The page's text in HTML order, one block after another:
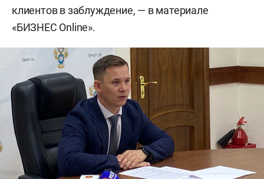
клиентов в заблуждение, — в материале
«БИЗНЕС Online».